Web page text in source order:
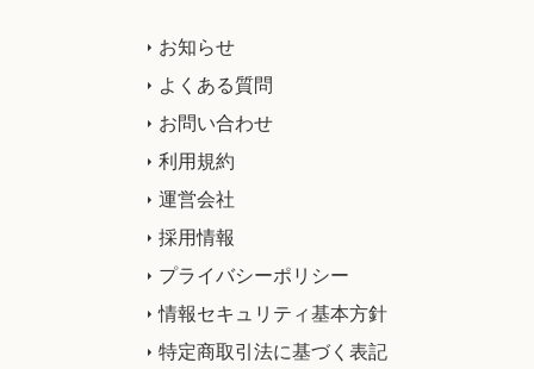
お知らせ
よくある質問
お問い合わせ
利用規約
運営会社
採用情報
プライバシーポリシー
情報セキュリティ基本方針
特定商取引法に基づく表記